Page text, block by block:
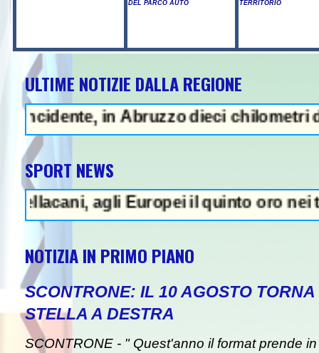
DEL PARCO AUTO
TERRITORIO
ULTIME NOTIZIE DALLA REGIONE
in Abruzzo dieci chilometri di coda -
SPORT NEWS
agli Europei il quinto oro nei tuffi
NOTIZIA IN PRIMO PIANO
SCONTRONE: IL 10 AGOSTO
STELLA A DESTRA
SCONTRONE - " Quest'anno il format prende
- Sparatoria in una scuola a